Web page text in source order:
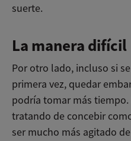
suerte.
La manera difícil
Por otro lado, incluso si
primera vez, quedar
podría tomar más tiempo.
tratando de concebir
ser mucho más agitado